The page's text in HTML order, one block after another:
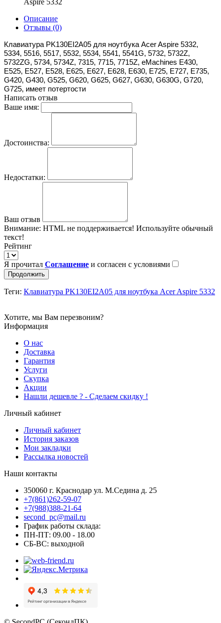
Описание
Отзывы (0)
Клавиатура PK130EI2A05 для ноутбука Acer Aspire 5332,
5334, 5516, 5517, 5532, 5534, 5541, 5541G, 5732, 5732Z,
5732ZG, 5734, 5734Z, 7315, 7715, 7715Z, eMachines E430,
E525, E527, E528, E625, E627, E628, E630, E725, E727, E735,
G420, G430, G525, G620, G625, G627, G630, G630G, G720,
G725, имеет потертости
Написать отзыв
Ваше имя:
Достоинства:
Недостатки:
Ваш отзыв
Внимание: HTML не поддерживается! Используйте обычный
текст!
Рейтинг
Я прочитал Соглашение и согласен с условиями
Продолжить
Теги: Клавиатура PK130EI2A05 для ноутбука Acer Aspire 5332
Хотите, мы Вам перезвоним?
Информация
О нас
Доставка
Гарантия
Услуги
Скупка
Акции
Hашли дешевле ? - Сделаем скидку !
Личный кабинет
Личный кабинет
История заказов
Мои закладки
Рассылка новостей
Наши контакты
350060 г. Краснодар ул. М.Седина д. 25
+7(861)262-59-07
+7(988)388-21-64
second_pc@mail.ru
График работы склада:
ПН-ПТ: 09.00 - 18.00
СБ-ВС: выходной